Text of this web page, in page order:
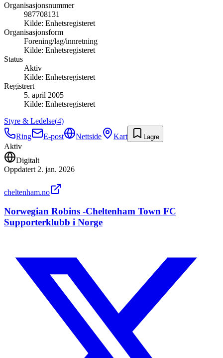
Organisasjonsnummer
987708131
Kilde: Enhetsregisteret
Organisasjonsform
Forening/lag/innretning
Kilde: Enhetsregisteret
Status
Aktiv
Kilde: Enhetsregisteret
Registrert
5. april 2005
Kilde: Enhetsregisteret
Styre & Ledelse(4)
Ring
E-post Nettside Kart Lagre
Aktiv
Digitalt
Oppdatert 2. jan. 2026
cheltenham.no
Norwegian Robins -Cheltenham Town FC
Supporterklubb i Norge